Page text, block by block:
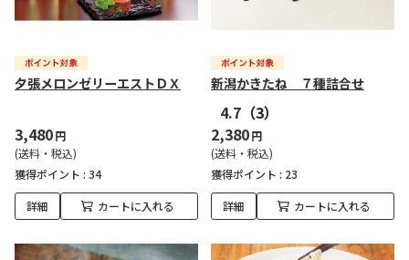
夕張メロンゼリーエストＤＸ
3,480円
(送料・税込)
獲得ポイント : 34
詳細 カートに入れる
新潟かきたね ７種詰合せ
4.7 （3）
2,380円
(送料・税込)
獲得ポイント : 23
詳細 カートに入れる